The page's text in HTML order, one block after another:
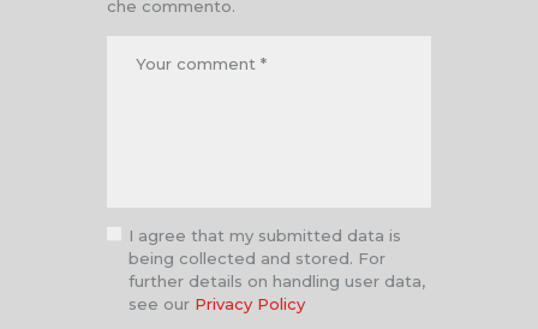
che commento.
I agree that my submitted data is
being collected and stored. For
further details on handling user data,
see our Privacy Policy